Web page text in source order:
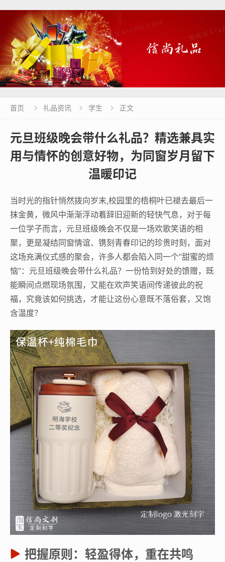
首页  礼品资讯  学生  正文
元旦班级晚会带什么礼品？精选兼具实
用与情怀的创意好物，为同窗岁月留下
温暖印记
当时光的指针悄然拨向岁末,校园里的梧桐叶已褪去最后一
抹金黄，微风中渐渐浮动着辞旧迎新的轻快气息，对于每
一位学子而言，元旦班级晚会不仅是一场欢歌笑语的相
聚，更是凝结同窗情谊、镌刻青春印记的珍贵时刻，面对
这场充满仪式感的聚会，许多人都会陷入同一个“甜蜜的烦
恼”：元旦班级晚会带什么礼品？一份恰到好处的馈赠，既
能瞬间点燃现场氛围，又能在欢声笑语间传递彼此的祝
福，究竟该如何挑选，才能让这份心意既不落俗套，又饱
含温度？
把握原则：轻盈得体，重在共鸣